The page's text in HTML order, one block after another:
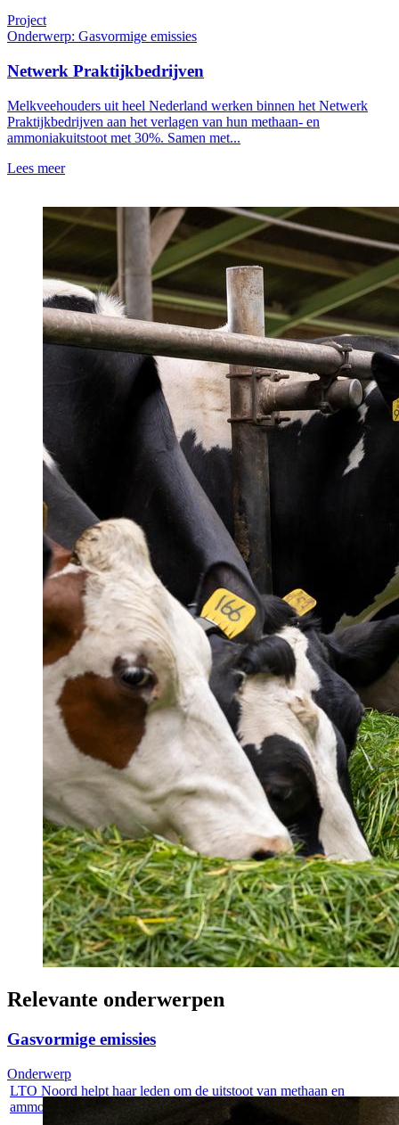
Project
Onderwerp: Gasvormige emissies
Netwerk Praktijkbedrijven
Melkveehouders uit heel Nederland werken binnen het Netwerk
Praktijkbedrijven aan het verlagen van hun methaan- en
ammoniakuitstoot met 30%. Samen met...
Lees meer
Relevante onderwerpen
Gasvormige emissies
LTO Noord helpt haar leden om de uitstoot van methaan en
ammoniak op een...
Onderwerp